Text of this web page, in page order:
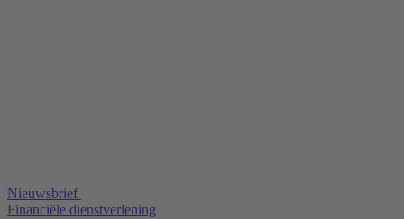
Nieuwsbrief
Financiële dienstverlening